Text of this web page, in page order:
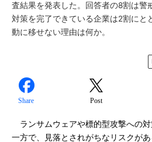
査結果を発表した。回答者の8割は警
対策を完了できている企業は2割にと
動に移せない理由は何か。
Share Post
ランサムウェアや標的型攻撃への
一方で、見落とされがちなリスクが